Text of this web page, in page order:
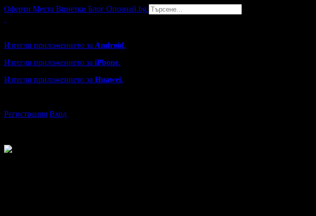
Оферти Места Винетки Блог Опознай.bg
Изтегли приложението за Android.
Изтегли приложението за iPhone.
Изтегли приложението за Huawei.
Регистрация Вход